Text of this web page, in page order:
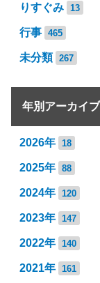
りすぐみ 13
行事 465
未分類 267
年別アーカイブ
2026年 18
2025年 88
2024年 120
2023年 147
2022年 140
2021年 161